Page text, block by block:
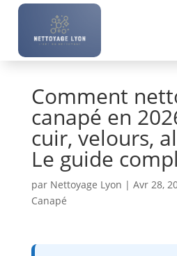
Comment
canapé en
cuir, velours,
Le guide
par Nettoyage Lyon | Avr 28,
Canapé